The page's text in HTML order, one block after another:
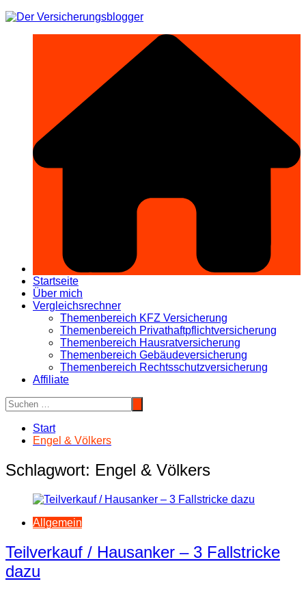
Zum
Startseite
Über mich
Vergleichsrechner
Themenbereich KFZ Versicherung
Themenbereich Privathaftpflichtversicherung
Themenbereich Hausratversicherung
Themenbereich Gebäudeversicherung
Themenbereich Rechtsschutzversicherung
Affiliate
Start
Engel & Völkers
Schlagwort: Engel & Völkers
Allgemein
Teilverkauf / Hausanker – 3 Fallstricke
dazu